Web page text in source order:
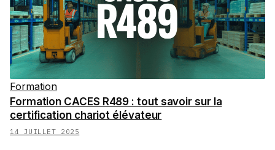
Formation
Formation CACES R489 : tout savoir sur la
certification chariot élévateur
14 JUILLET 2025